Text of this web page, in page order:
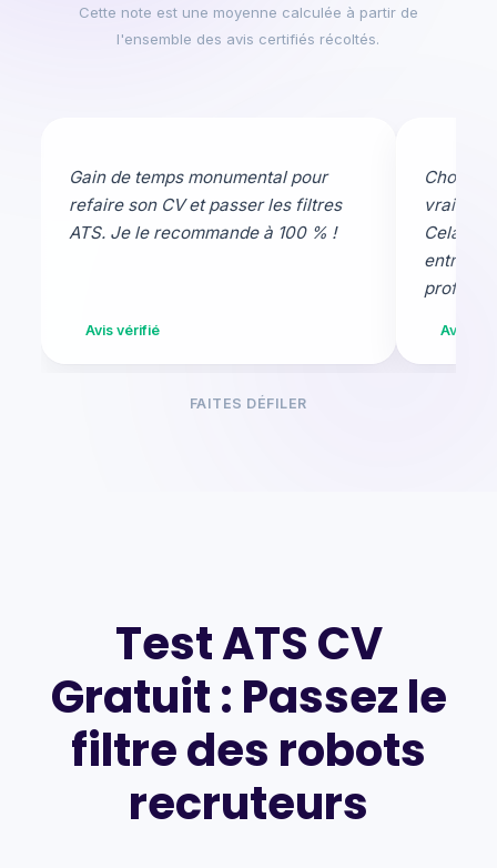
Cette note est une moyenne calculée à partir de
l'ensemble des avis certifiés récoltés.
Gain de temps monumental pour
refaire son CV et passer les filtres
ATS. Je le recommande à 100 % !
Avis vérifié
Cela
entrer
Avis
FAITES DÉFILER
Test ATS CV
Gratuit : Passez le
filtre des robots
recruteurs